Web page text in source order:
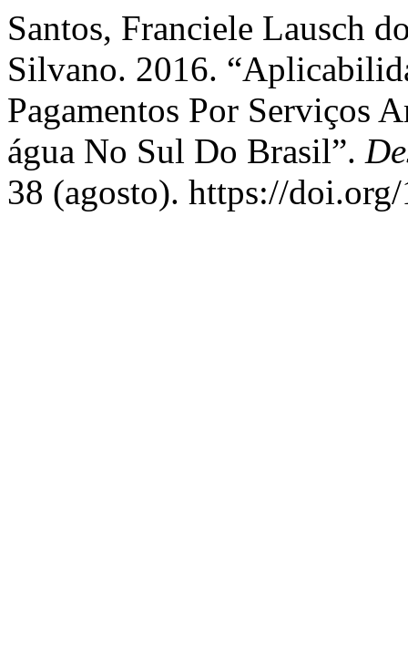
Santos, Franciele Lausch
Silvano. 2016.
Pagamentos Por Serviços
água No Sul Do Brasil”.
38 (agosto). https://